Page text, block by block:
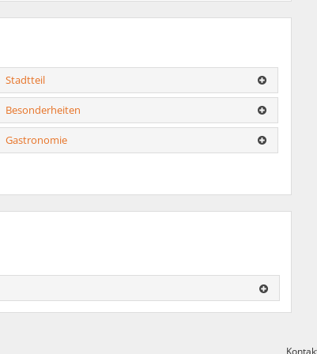
Stadtteil
Besonderheiten
Gastronomie